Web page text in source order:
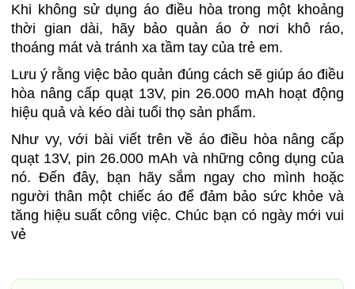
Khi không sử dụng áo điều hòa trong một khoảng
thời gian dài, hãy bảo quản áo ở nơi khô ráo,
thoáng mát và tránh xa tầm tay của trẻ em.
Lưu ý rằng việc bảo quản đúng cách sẽ giúp áo điều
hòa nâng cấp quạt 13V, pin 26.000 mAh hoạt động
hiệu quả và kéo dài tuổi thọ sản phẩm.
Như vy, với bài viết trên về áo điều hòa nâng cấp
quạt 13V, pin 26.000 mAh và những công dụng của
nó. Đến đây, bạn hãy sắm ngay cho mình hoặc
người thân một chiếc áo để đảm bảo sức khỏe và
tăng hiệu suất công việc. Chúc bạn có ngày mới vui
vẻ